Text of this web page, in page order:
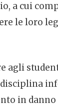
a cui
le loro
disciplina
in